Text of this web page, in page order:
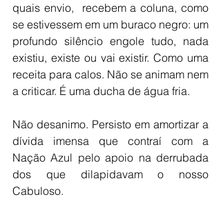
quais envio,  recebem a coluna, como
se estivessem em um buraco negro: um
profundo silêncio engole tudo, nada
existiu, existe ou vai existir. Como uma
receita para calos. Não se animam nem
a criticar. É uma ducha de água fria.
Não desanimo. Persisto em amortizar a
dívida imensa que contraí com a
Nação Azul pelo apoio na derrubada
dos que dilapidavam o nosso
Cabuloso.